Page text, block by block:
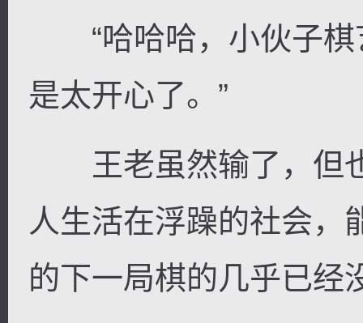
“哈哈哈，小伙子棋
是太开心了。”
王老虽然输了，但
人生活在浮躁的社会，
的下一局棋的几乎已经